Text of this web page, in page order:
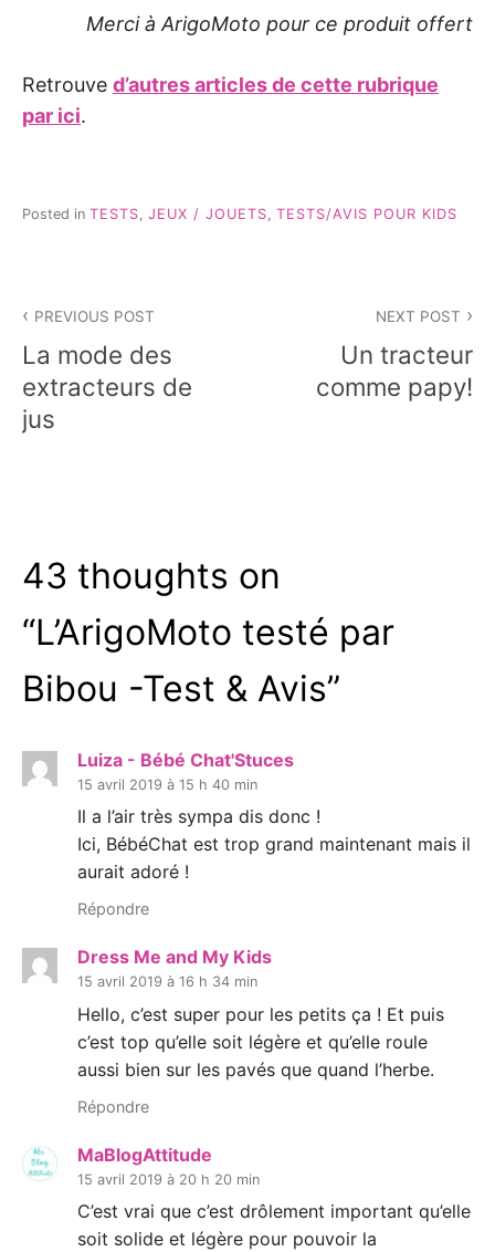
Merci à ArigoMoto pour ce produit offert
Retrouve d’autres articles de cette rubrique
par ici.
Posted in TESTS, JEUX / JOUETS, TESTS/AVIS POUR KIDS
de
l’article
PREVIOUS POST
La mode des
extracteurs de
jus
NEXT POST
Un tracteur
comme papy!
43 thoughts on
“L’ArigoMoto testé par
Bibou -Test & Avis”
Luiza - Bébé Chat'Stuces
15 avril 2019 à 15 h 40 min
Il a l’air très sympa dis donc !
Ici, BébéChat est trop grand maintenant mais il
aurait adoré !
Répondre
Dress Me and My Kids
15 avril 2019 à 16 h 34 min
Hello, c’est super pour les petits ça ! Et puis
c’est top qu’elle soit légère et qu’elle roule
aussi bien sur les pavés que quand l’herbe.
Répondre
MaBlogAttitude
15 avril 2019 à 20 h 20 min
C’est vrai que c’est drôlement important qu’elle
soit solide et légère pour pouvoir la